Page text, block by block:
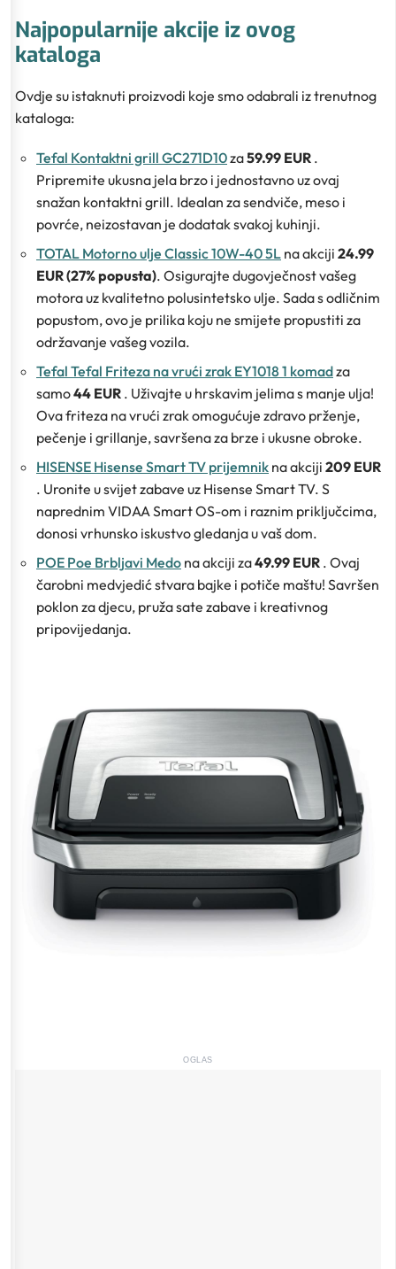
Najpopularnije akcije iz ovog
kataloga
Ovdje su istaknuti proizvodi koje smo odabrali iz trenutnog
kataloga:
Tefal Kontaktni grill GC271D10za59.99 EUR .
Pripremite ukusna jela brzo i jednostavno uz ovaj
snažan kontaktni grill. Idealan za sendviče, meso i
povrće, neizostavan je dodatak svakoj kuhinji.
TOTAL Motorno ulje Classic 10W-40 5L na akciji 24.99
EUR (27% popusta). Osigurajte dugovječnost vašeg
motora uz kvalitetno polusintetsko ulje. Sada s odličnim
popustom, ovo je prilika koju ne smijete propustiti za
održavanje vašeg vozila.
Tefal Tefal Friteza na vrući zrak EY1018 1 komadza
samo44 EUR . Uživajte u hrskavim jelima s manje ulja!
Ova friteza na vrući zrak omogućuje zdravo prženje,
pečenje i grillanje, savršena za brze i ukusne obroke.
HISENSE Hisense Smart TV prijemnik na akciji 209 EUR
. Uronite u svijet zabave uz Hisense Smart TV. S
naprednim VIDAA Smart OS-om i raznim priključcima,
donosi vrhunsko iskustvo gledanja u vaš dom.
POE Poe Brbljavi Medo na akciji za49.99 EUR . Ovaj
čarobni medvjedić stvara bajke i potiče maštu! Savršen
poklon za djecu, pruža sate zabave i kreativnog
pripovijedanja.
OGLAS